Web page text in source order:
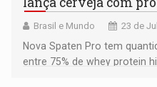
Brasil e Mundo 23 de
Nova Spaten Pro tem
entre 75% de whey protein